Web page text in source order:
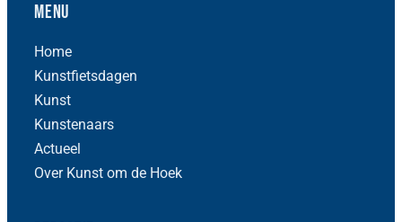
Menu
Home
Kunstfietsdagen
Kunst
Kunstenaars
Actueel
Over Kunst om de Hoek